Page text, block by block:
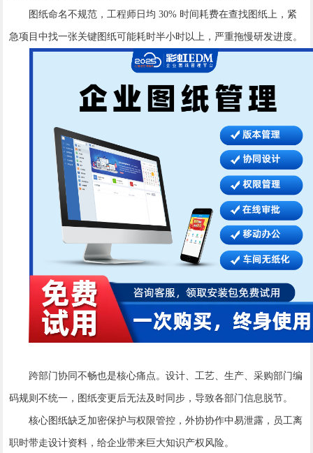
图纸命名不规范，工程师日均 30% 时间耗费在查找图纸上，紧
急项目中找一张关键图纸可能耗时半小时以上，严重拖慢研发进度。
跨部门协同不畅也是核心痛点。设计、工艺、生产、采购部门编
码规则不统一，图纸变更后无法及时同步，导致各部门信息脱节。
核心图纸缺乏加密保护与权限管控，外协协作中易泄露，员工离
职时带走设计资料，给企业带来巨大知识产权风险。